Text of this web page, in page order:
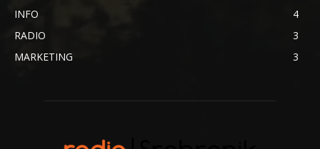
INFO
4
RADIO
3
MARKETING
3